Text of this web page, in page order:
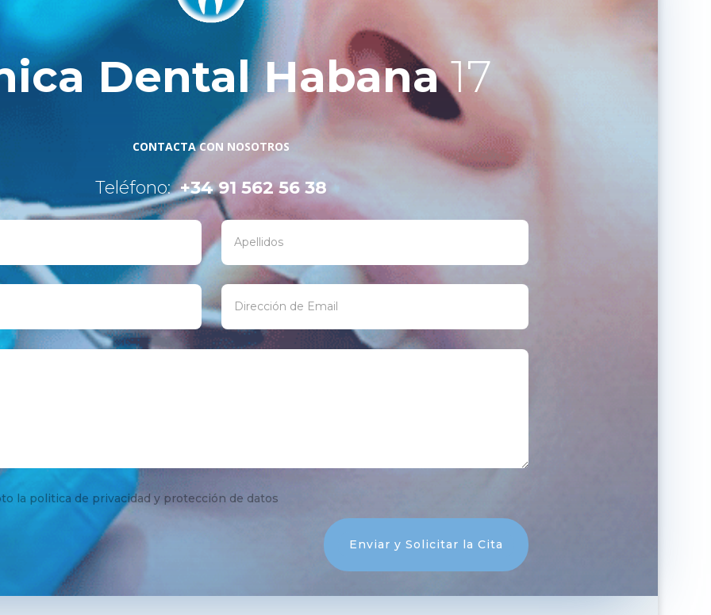
Dental Habana17
CONTACTA CON NOSOTROS
Teléfono:+34 91 562 56 38
la politica de privacidad y protección de datos
Enviar y Solicitar la Cita